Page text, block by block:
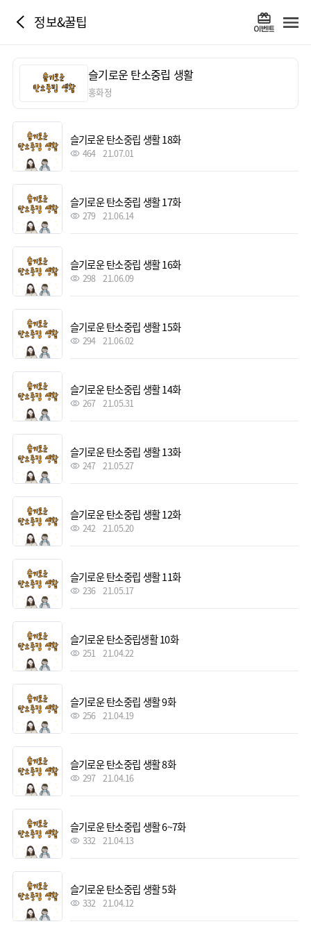
정보&꿀팁
슬기로운 탄소중립 생활
홍화정
슬기로운 탄소중립 생활 18화
464 21.07.01
슬기로운 탄소중립 생활 17화
279 21.06.14
슬기로운 탄소중립 생활 16화
298 21.06.09
슬기로운 탄소중립 생활 15화
294 21.06.02
슬기로운 탄소중립 생활 14화
267 21.05.31
슬기로운 탄소중립 생활 13화
247 21.05.27
슬기로운 탄소중립 생활 12화
242 21.05.20
슬기로운 탄소중립 생활 11화
236 21.05.17
슬기로운 탄소중립생활 10화
251 21.04.22
슬기로운 탄소중립 생활 9화
256 21.04.19
슬기로운 탄소중립 생활 8화
297 21.04.16
슬기로운 탄소중립 생활 6~7화
332 21.04.13
슬기로운 탄소중립 생활 5화
332 21.04.12